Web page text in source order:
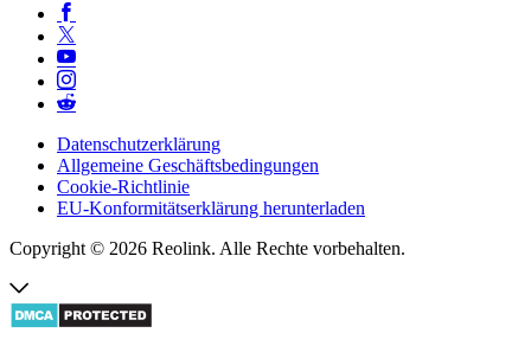
Datenschutzerklärung
Allgemeine Geschäftsbedingungen
Cookie-Richtlinie
EU-Konformitätserklärung herunterladen
Copyright © 2026 Reolink. Alle Rechte vorbehalten.